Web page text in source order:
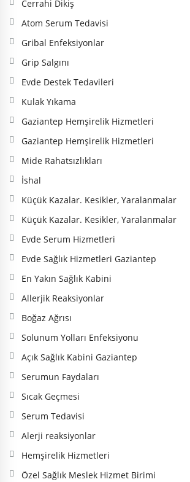
Cerrahi Dikiş
Atom Serum Tedavisi
Gribal Enfeksiyonlar
Grip Salgını
Evde Destek Tedavileri
Kulak Yıkama
Gaziantep Hemşirelik Hizmetleri
Gaziantep Hemşirelik Hizmetleri
Mide Rahatsızlıkları
İshal
Küçük Kazalar. Kesikler, Yaralanmalar
Küçük Kazalar. Kesikler, Yaralanmalar
Evde Serum Hizmetleri
Evde Sağlık Hizmetleri Gaziantep
En Yakın Sağlık Kabini
Allerjik Reaksiyonlar
Boğaz Ağrısı
Solunum Yolları Enfeksiyonu
Açık Sağlık Kabini Gaziantep
Serumun Faydaları
Sıcak Geçmesi
Serum Tedavisi
Alerji reaksiyonlar
Hemşirelik Hizmetleri
Özel Sağlık Meslek Hizmet Birimi